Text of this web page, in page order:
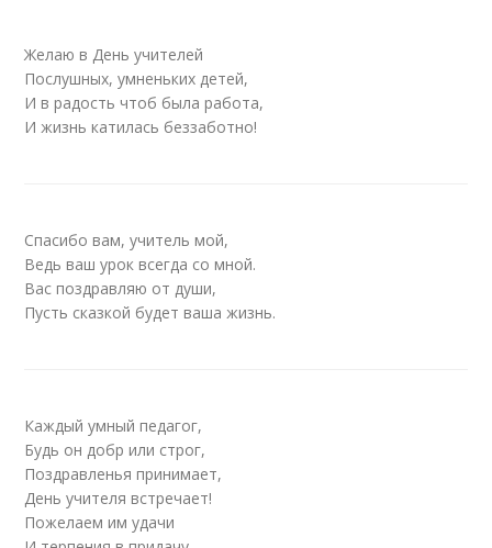
Желаю в День учителей
Послушных, умненьких детей,
И в радость чтоб была работа,
И жизнь катилась беззаботно!
Спасибо вам, учитель мой,
Ведь ваш урок всегда со мной.
Вас поздравляю от души,
Пусть сказкой будет ваша жизнь.
Каждый умный педагог,
Будь он добр или строг,
Поздравленья принимает,
День учителя встречает!
Пожелаем им удачи